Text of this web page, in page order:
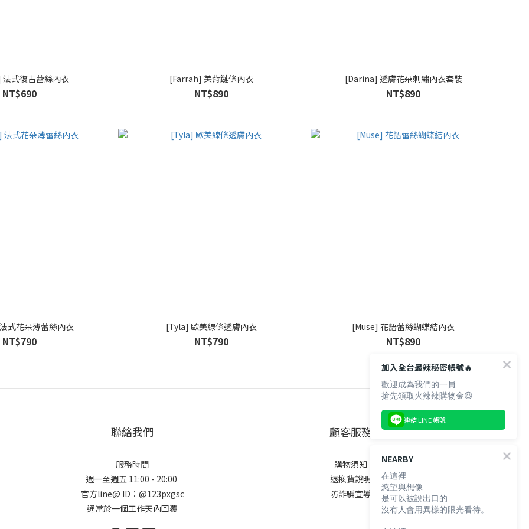
式復古蕾絲內衣
NT$690
[Farrah] 美背鏈條內衣
NT$890
[Darina] 透膚花朵刺繡內衣套裝
NT$890
式花朵薄蕾絲內衣
NT$790
[Tyla] 歐美線條透膚內衣
NT$790
[Muse] 花語蕾絲蝴蝶結內衣
NT$890
聯絡我們
服務時間
週一至週五 11:00 - 20:00
官方line@ ID：@123pxgsc
通常於一個工作天內回覆
顧客服務
購物須知
退換貨說明
防詐騙宣導
加入全台最辣秘密帳號🔥
歡迎成為我們的一員
搶先領取火辣辣購物金😆
連結 LINE 帳號
NEARBY
在這裡
慾望與想像
是可以被說出口的
沒有人會用異樣的眼光看待。